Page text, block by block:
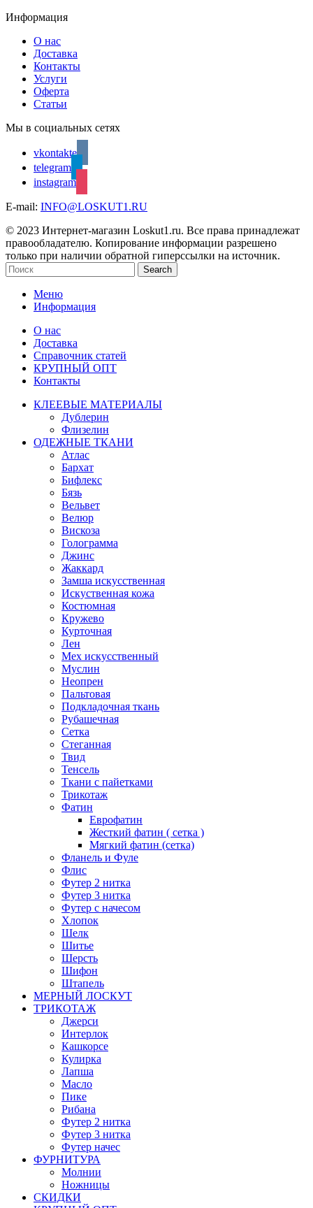
Информация
О нас
Доставка
Контакты
Услуги
Оферта
Статьи
Мы в социальных сетях
vkontakte
telegram
instagram
E-mail: INFO@LOSKUT1.RU
© 2023 Интернет-магазин Loskut1.ru. Все права принадлежат
правообладателю. Копирование информации разрешено
только при наличии обратной гиперссылки на источник.
Search
Меню
Информация
О нас
Доставка
Справочник статей
КРУПНЫЙ ОПТ
Контакты
КЛЕЕВЫЕ МАТЕРИАЛЫ
Дублерин
Флизелин
ОДЕЖНЫЕ ТКАНИ
Атлас
Бархат
Бифлекс
Бязь
Вельвет
Велюр
Вискоза
Голограмма
Джинс
Жаккард
Замша искусственная
Искуственная кожа
Костюмная
Кружево
Курточная
Лен
Мех искусственный
Муслин
Неопрен
Пальтовая
Подкладочная ткань
Рубашечная
Сетка
Стеганная
Твид
Тенсель
Ткани с пайетками
Трикотаж
Фатин
Еврофатин
Жесткий фатин ( сетка )
Мягкий фатин (сетка)
Фланель и Фуле
Флис
Футер 2 нитка
Футер 3 нитка
Футер с начесом
Хлопок
Шелк
Шитье
Шерсть
Шифон
Штапель
МЕРНЫЙ ЛОСКУТ
ТРИКОТАЖ
Джерси
Интерлок
Кашкорсе
Кулирка
Лапша
Масло
Пике
Рибана
Футер 2 нитка
Футер 3 нитка
Футер начес
ФУРНИТУРА
Молнии
Ножницы
СКИДКИ